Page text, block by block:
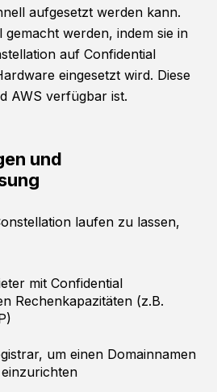
aufgesetzt werden kann.
gemacht werden, indem sie in
auf Confidential
eingesetzt wird. Diese
AWS verfügbar ist.
und
laufen zu lassen,
mit Confidential
Rechenkapazitäten (z.B.
um einen Domainnamen